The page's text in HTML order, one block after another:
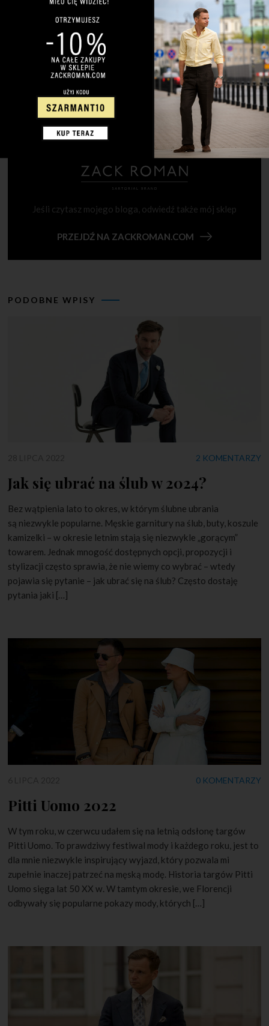
Jeśli czytasz mojego bloga, odwiedź także mój sklep
PRZEJDŹ NA ZACKROMAN.COM
PODOBNE WPISY
2 KOMENTARZY
Jak się ubrać na ślub w 2024?
Bez wątpienia lato to okres, w którym ślubne ubrania
są niezwykle popularne. Męskie garnitury na ślub, buty, koszule
kamizelki – w okresie letnim stają się niezwykle „gorącym”
towarem. Jednak mnogość dostępnych opcji, propozycji i
stylizacji często sprawia, że nie wiemy co wybrać – wtedy
pojawia się pytanie – jak ubrać się na ślub? Często dostaję
pytania jaki […]
0 KOMENTARZY
Pitti Uomo 2022
W tym roku, w czerwcu udałem się na letnią odsłonę targów
Pitti Uomo. To prawdziwy festiwal mody i każdego roku, jest to
dla mnie niezwykle inspirujący wyjazd, który pozwala mi
zupełnie inaczej patrzeć na męską modę. Historia targów Pitti
Uomo sięga lat 50 XX w. W tamtym okresie, we Florencji
odbywały się popularne pokazy mody, których […]